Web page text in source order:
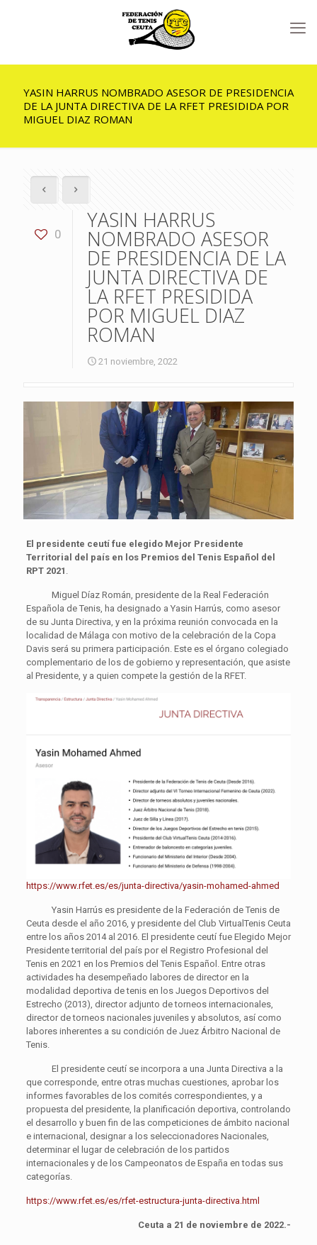
YASIN HARRUS NOMBRADO ASESOR DE PRESIDENCIA
DE LA JUNTA DIRECTIVA DE LA RFET PRESIDIDA POR
MIGUEL DIAZ ROMAN
0
YASIN HARRUS
NOMBRADO ASESOR
DE PRESIDENCIA DE LA
JUNTA DIRECTIVA DE
LA RFET PRESIDIDA
POR MIGUEL DIAZ
ROMAN
21 noviembre, 2022
El presidente ceutí fue elegido Mejor Presidente
Territorial del país en los Premios del Tenis Español del
RPT 2021
Miguel Díaz Román, presidente de la Real Federación
Española de Tenis, ha designado a Yasin Harrús, como asesor
de su Junta Directiva, y en la próxima reunión convocada en la
localidad de Málaga con motivo de la celebración de la Copa
Davis será su primera participación. Este es el órgano colegiado
complementario de los de gobierno y representación, que asiste
al Presidente, y a quien compete la gestión de la RFET.
https://www.rfet.es/es/junta-directiva/yasin-mohamed-ahmed
Yasin Harrús es presidente de la Federación de Tenis de
Ceuta desde el año 2016, y presidente del Club VirtualTenis Ceuta
entre los años 2014 al 2016. El presidente ceutí fue Elegido Mejor
Presidente territorial del país por el Registro Profesional del
Tenis en 2021 en los Premios del Tenis Español. Entre otras
actividades ha desempeñado labores de director en la
modalidad deportiva de tenis en los Juegos Deportivos del
Estrecho (2013), director adjunto de torneos internacionales,
director de torneos nacionales juveniles y absolutos, así como
labores inherentes a su condición de Juez Árbitro Nacional de
Tenis.
El presidente ceutí se incorpora a una Junta Directiva a la
que corresponde, entre otras muchas cuestiones, aprobar los
informes favorables de los comités correspondientes, y a
propuesta del presidente, la planificación deportiva, controlando
el desarrollo y buen fin de las competiciones de ámbito nacional
e internacional, designar a los seleccionadores Nacionales,
determinar el lugar de celebración de los partidos
internacionales y de los Campeonatos de España en todas sus
categorías.
https://www.rfet.es/es/rfet-estructura-junta-directiva.html
Ceuta a 21 de noviembre de 2022.-